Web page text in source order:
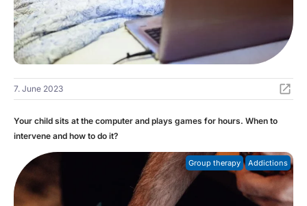
7. June 2023
Your child sits at the computer and plays games for hours. When to
intervene and how to do it?
Group therapy Addictions